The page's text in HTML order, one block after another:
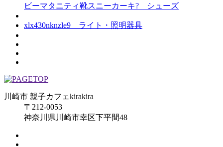
ビーマタニティ靴スニーカーキ? シューズ
xlx430nknzle9 ライト・照明器具
川崎市 親子カフェkirakira
〒212-0053
神奈川県川崎市幸区下平間48